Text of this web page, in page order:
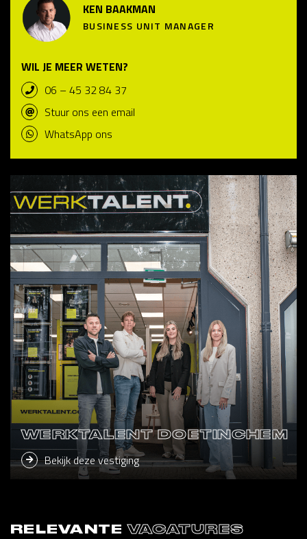
KEN BAAKMAN
BUSINESS UNIT MANAGER
WIL JE MEER WETEN?
06 – 45 32 84 37
Stuur ons een email
WhatsApp ons
WERKTALENT DOETINCHEM
Bekijk deze vestiging
RELEVANTEVACATURES